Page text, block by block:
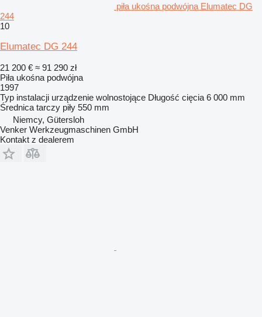
piła ukośna podwójna Elumatec DG
244
10
Elumatec DG 244
21 200 € ≈ 91 290 zł
Piła ukośna podwójna
1997
Typ instalacji urządzenie wolnostojące Długość cięcia 6 000 mm
Średnica tarczy piły 550 mm
Niemcy, Gütersloh
Venker Werkzeugmaschinen GmbH
Kontakt z dealerem